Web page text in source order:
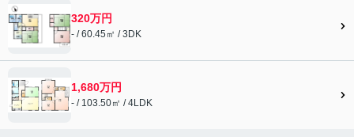
320万円
- / 60.45㎡ / 3DK
1,680万円
- / 103.50㎡ / 4LDK